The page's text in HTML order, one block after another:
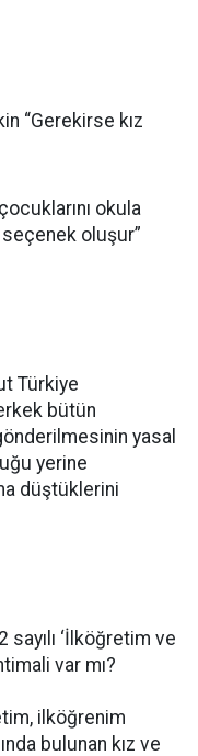
“Gerekirse kız
okula
oluşur”
Türkiye
bütün
yasal
yerine
düştüklerini
sayılı ‘İlköğretim ve
var mı?
ilköğrenim
bulunan kız ve